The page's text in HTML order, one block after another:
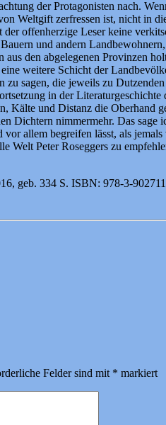
der Protagonisten nach.
Weltgift zerfressen ist, nicht in
offenherzige Leser keine
und andern
den abgelegenen Provinzen
weitere Schicht der
zu sagen, die jeweils zu
in der
Kälte und Distanz die Oberhand
Dichtern nimmermehr. Das
allem begreifen lässt, als
Welt Peter Roseggers zu
geb. 334 S. ISBN: 978-3-
Felder sind mit * markiert